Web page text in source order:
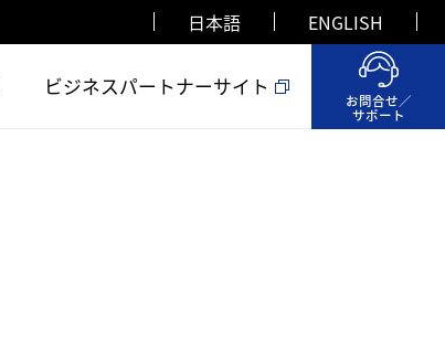
日本語 ENGLISH
ビジネスパートナーサイト
お問合せ／
サポート